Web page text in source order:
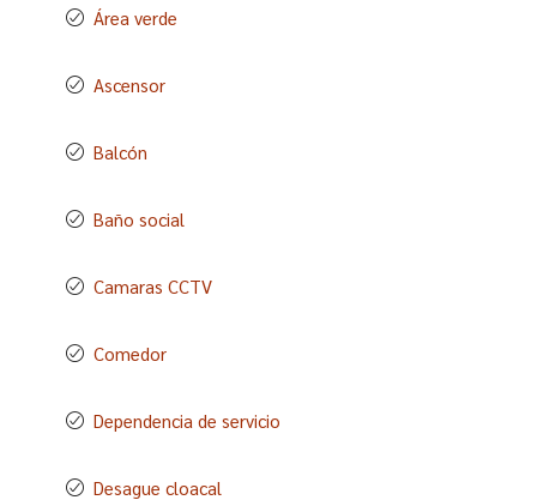
Área verde
Ascensor
Balcón
Baño social
Camaras CCTV
Comedor
Dependencia de servicio
Desague cloacal